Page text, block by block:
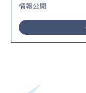
情報公開